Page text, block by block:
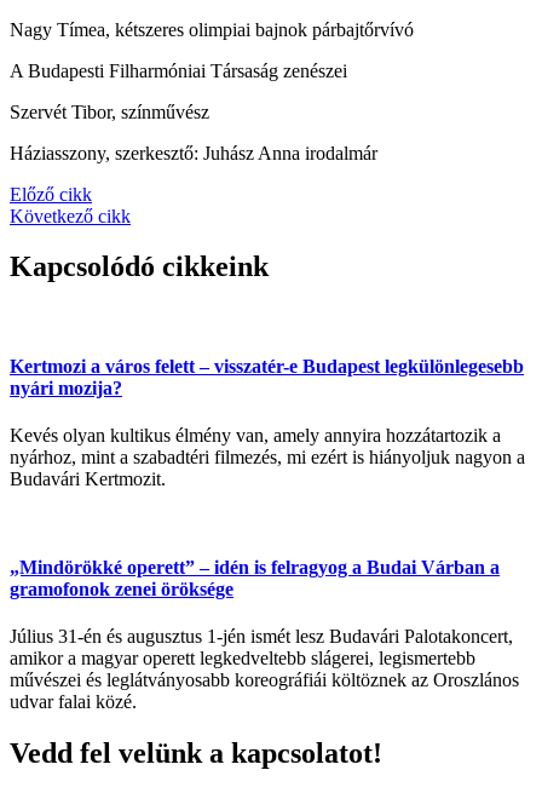
Nagy Tímea, kétszeres olimpiai bajnok párbajtőrvívó
A Budapesti Filharmóniai Társaság zenészei
Szervét Tibor, színművész
Háziasszony, szerkesztő: Juhász Anna irodalmár
Előző cikk
Következő cikk
Kapcsolódó cikkeink
Kertmozi a város felett – visszatér-e Budapest legkülönlegesebb
nyári mozija?
Kevés olyan kultikus élmény van, amely annyira hozzátartozik a
nyárhoz, mint a szabadtéri filmezés, mi ezért is hiányoljuk nagyon a
Budavári Kertmozit.
„Mindörökké operett” – idén is felragyog a Budai Várban a
gramofonok zenei öröksége
Július 31-én és augusztus 1-jén ismét lesz Budavári Palotakoncert,
amikor a magyar operett legkedveltebb slágerei, legismertebb
művészei és leglátványosabb koreográfiái költöznek az Oroszlános
udvar falai közé.
Vedd fel velünk a kapcsolatot!